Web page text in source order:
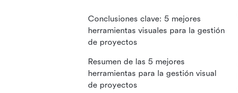
Conclusiones clave: 5 mejores
herramientas visuales para la gestión
de proyectos
Resumen de las 5 mejores
herramientas para la gestión visual
de proyectos